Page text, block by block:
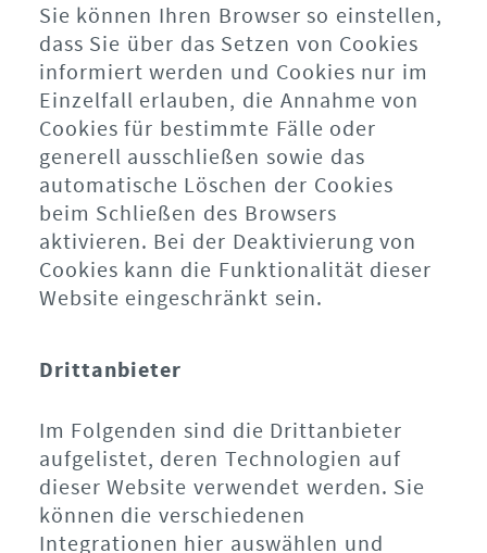
Sie können Ihren Browser so einstellen,
dass Sie über das Setzen von Cookies
informiert werden und Cookies nur im
Einzelfall erlauben, die Annahme von
Cookies für bestimmte Fälle oder
generell ausschließen sowie das
automatische Löschen der Cookies
beim Schließen des Browsers
aktivieren. Bei der Deaktivierung von
Cookies kann die Funktionalität dieser
Website eingeschränkt sein.
Drittanbieter
Im Folgenden sind die Drittanbieter
aufgelistet, deren Technologien auf
dieser Website verwendet werden. Sie
können die verschiedenen
Integrationen hier auswählen und